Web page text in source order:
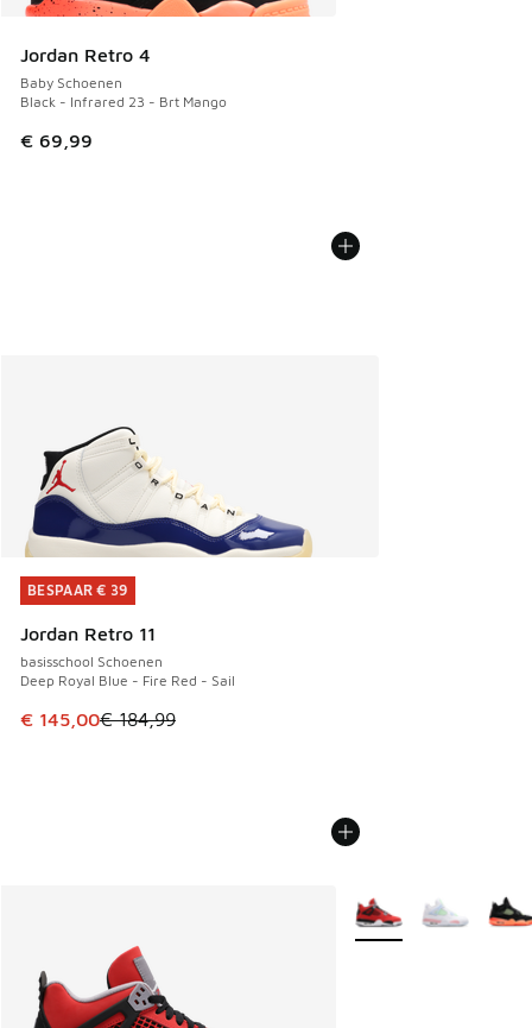
Jordan Retro 4
Baby Schoenen
Black - Infrared 23 - Brt Mango
€ 69,99
BESPAAR € 39
Jordan Retro 11
basisschool Schoenen
Deep Royal Blue - Fire Red - Sail
Dit artikel is in de uitverkoop. Dit artikel is in de
€ 145,00€ 184,99
BESPAAR € 39
Meer kleuren